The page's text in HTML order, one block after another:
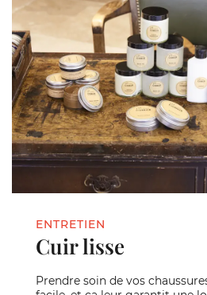
ENTRETIEN
Cuir lisse
Prendre soin de vos